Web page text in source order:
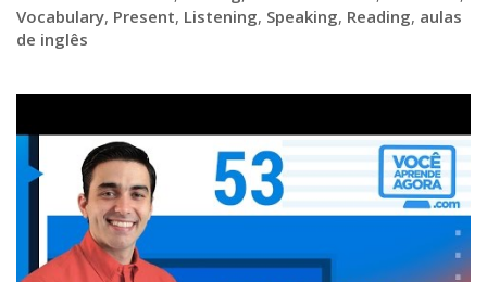
Vocabulary, Present, Listening, Speaking, Reading, aulas
de inglês